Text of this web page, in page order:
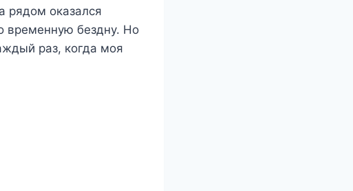
рядом оказался
временную бездну. Но
раз, когда моя